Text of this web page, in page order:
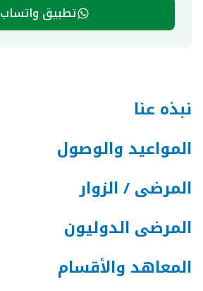
تطبيق واتساب
نبذه عنا
المواعيد والوصول
المرضى / الزوار
المرضى الدوليون
المعاهد والأقسام